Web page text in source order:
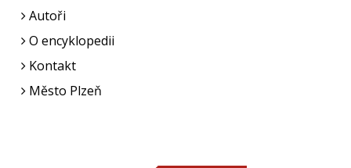
Autoři
O encyklopedii
Kontakt
Město Plzeň